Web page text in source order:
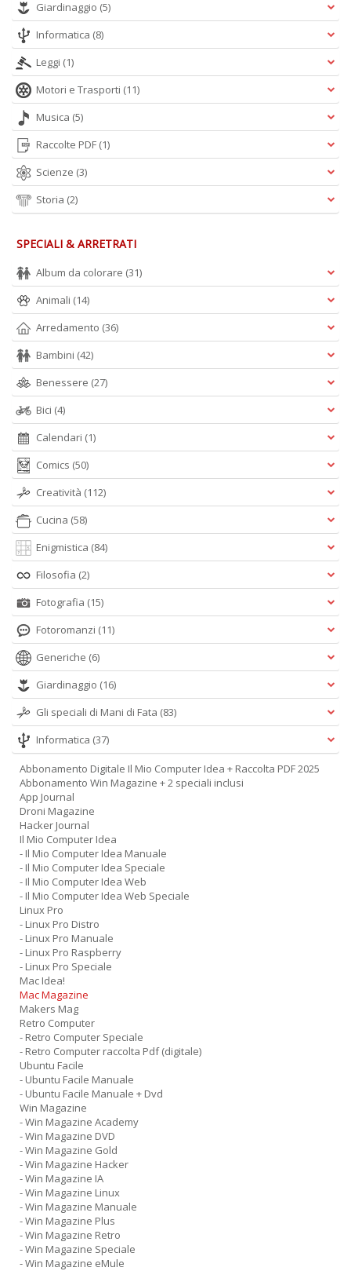
Giardinaggio (5)
Informatica (8)
Leggi (1)
Motori e Trasporti (11)
Musica (5)
Raccolte PDF (1)
Scienze (3)
Storia (2)
SPECIALI & ARRETRATI
Album da colorare (31)
Animali (14)
Arredamento (36)
Bambini (42)
Benessere (27)
Bici (4)
Calendari (1)
Comics (50)
Creatività (112)
Cucina (58)
Enigmistica (84)
Filosofia (2)
Fotografia (15)
Fotoromanzi (11)
Generiche (6)
Giardinaggio (16)
Gli speciali di Mani di Fata (83)
Informatica (37)
Abbonamento Digitale Il Mio Computer Idea + Raccolta PDF 2025
Abbonamento Win Magazine + 2 speciali inclusi
App Journal
Droni Magazine
Hacker Journal
Il Mio Computer Idea
- Il Mio Computer Idea Manuale
- Il Mio Computer Idea Speciale
- Il Mio Computer Idea Web
- Il Mio Computer Idea Web Speciale
Linux Pro
- Linux Pro Distro
- Linux Pro Manuale
- Linux Pro Raspberry
- Linux Pro Speciale
Mac Idea!
Mac Magazine
Makers Mag
Retro Computer
- Retro Computer Speciale
- Retro Computer raccolta Pdf (digitale)
Ubuntu Facile
- Ubuntu Facile Manuale
- Ubuntu Facile Manuale + Dvd
Win Magazine
- Win Magazine Academy
- Win Magazine DVD
- Win Magazine Gold
- Win Magazine Hacker
- Win Magazine IA
- Win Magazine Linux
- Win Magazine Manuale
- Win Magazine Plus
- Win Magazine Retro
- Win Magazine Speciale
- Win Magazine eMule